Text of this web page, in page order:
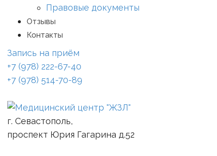
Правовые документы
Отзывы
Контакты
Запись на приём
+7 (978) 222-67-40
+7 (978) 514-70-89
г. Севастополь,
проспект Юрия Гагарина д.52